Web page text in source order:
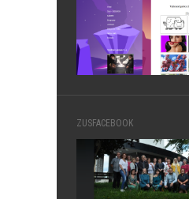
ZUSFACEBOOK